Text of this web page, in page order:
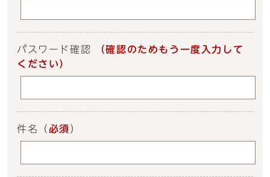
パスワード確認
（確認のためもう一度入力して
ください）
件名 （ 必須 ）